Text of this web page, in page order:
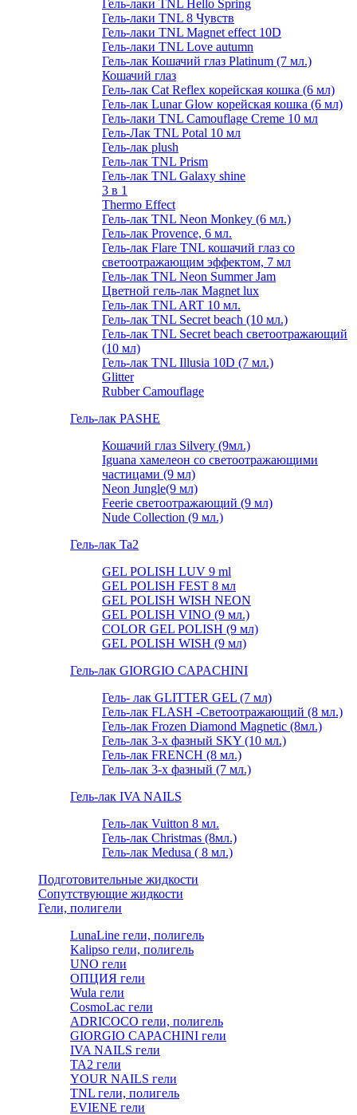
Гель-лаки TNL Hello Spring
Гель-лаки TNL 8 Чувств
Гель-лаки TNL Magnet effect 10D
Гель-лаки TNL Love autumn
Гель-лак Кошачий глаз Platinum (7 мл.)
Кошачий глаз
Гель-лак Cat Reflex корейская кошка (6 мл)
Гель-лак Lunar Glow корейская кошка (6 мл)
Гель-лаки TNL Camouflage Creme 10 мл
Гель-Лак TNL Potal 10 мл
Гель-лак plush
Гель-лак TNL Prism
Гель-лак TNL Galaxy shine
3 в 1
Thermo Effect
Гель-лак TNL Neon Monkey (6 мл.)
Гель-лак Provence, 6 мл.
Гель-лак Flare TNL кошачий глаз со
светоотражающим эффектом, 7 мл
Гель-лак TNL Neon Summer Jam
Цветной гель-лак Magnet lux
Гель-лак TNL ART 10 мл.
Гель-лак TNL Secret beach (10 мл.)
Гель-лак TNL Secret beach светоотражающий
(10 мл)
Гель-лак TNL Illusia 10D (7 мл.)
Glitter
Rubber Camouflage
Гель-лак PASHE
Кошачий глаз Silvery (9мл.)
Iguana хамелеон со светоотражающими
частицами (9 мл)
Neon Jungle(9 мл)
Feerie светоотражающий (9 мл)
Nude Collection (9 мл.)
Гель-лак Ta2
GEL POLISH LUV 9 ml
GEL POLISH FEST 8 мл
GEL POLISH WISH NEON
GEL POLISH VINO (9 мл.)
COLOR GEL POLISH (9 мл)
GEL POLISH WISH (9 мл)
Гель-лак GIORGIO CAPACHINI
Гель- лак GLITTER GEL (7 мл)
Гель-лак FLASH -Cветоотражающий (8 мл.)
Гель-лак Frozen Diamond Magnetic (8мл.)
Гель-лак 3-х фазный SKY (10 мл.)
Гель-лак FRENCH (8 мл.)
Гель-лак 3-х фазный (7 мл.)
Гель-лак IVA NAILS
Гель-лак Vuitton 8 мл.
Гель-лак Christmas (8мл.)
Гель-лак Medusa ( 8 мл.)
Подготовительные жидкости
Сопутствующие жидкости
Гели, полигели
LunaLine гели, полигель
Kalipso гели, полигель
UNO гели
ОПЦИЯ гели
Wula гели
CosmoLac гели
ADRICOCO гели, полигель
GIORGIO CAPACHINI гели
IVA NAILS гели
TA2 гели
YOUR NAILS гели
TNL гели, полигель
EVIENE гели